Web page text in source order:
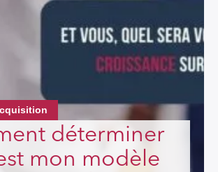
déterminer
mon modèle